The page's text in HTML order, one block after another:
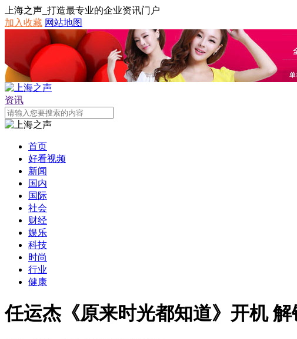
上海之声_打造最专业的企业资讯门户
加入收藏 网站地图
资讯
首页
好看视频
新闻
国内
国际
社会
财经
娱乐
科技
时尚
行业
健康
任运杰《原来时光都知道》开机